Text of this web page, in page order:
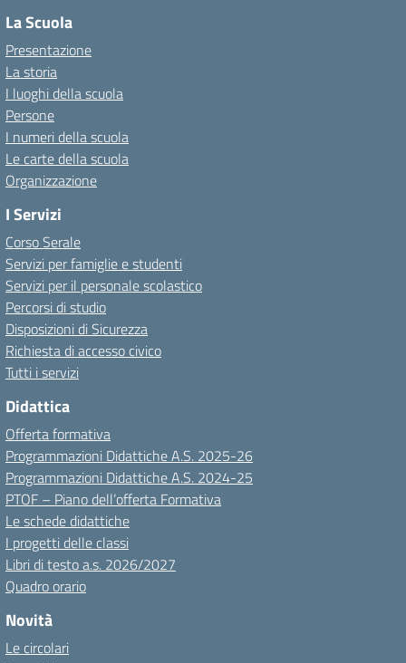
La Scuola
Presentazione
La storia
I luoghi della scuola
Persone
I numeri della scuola
Le carte della scuola
Organizzazione
I Servizi
Corso Serale
Servizi per famiglie e studenti
Servizi per il personale scolastico
Percorsi di studio
Disposizioni di Sicurezza
Richiesta di accesso civico
Tutti i servizi
Didattica
Offerta formativa
Programmazioni Didattiche A.S. 2025-26
Programmazioni Didattiche A.S. 2024-25
PTOF – Piano dell’offerta Formativa
Le schede didattiche
I progetti delle classi
Libri di testo a.s. 2026/2027
Quadro orario
Novità
Le circolari